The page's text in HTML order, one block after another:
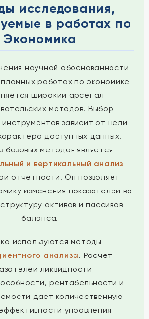
исследования,
в работах по
Экономика
научной обоснованности
работах по экономике
широкий арсенал
методов. Выбор
зависит от цели
доступных данных.
базовых методов является
и вертикальный анализ
отчетности. Он позволяет
изменения показателей во
активов и пассивов
баланса.
используются методы
анализа. Расчет
ликвидности,
рентабельности и
дает количественную
управления